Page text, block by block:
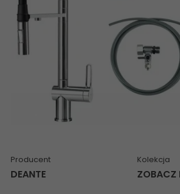
Producent
DEANTE
Kolekcja
ZOBACZ